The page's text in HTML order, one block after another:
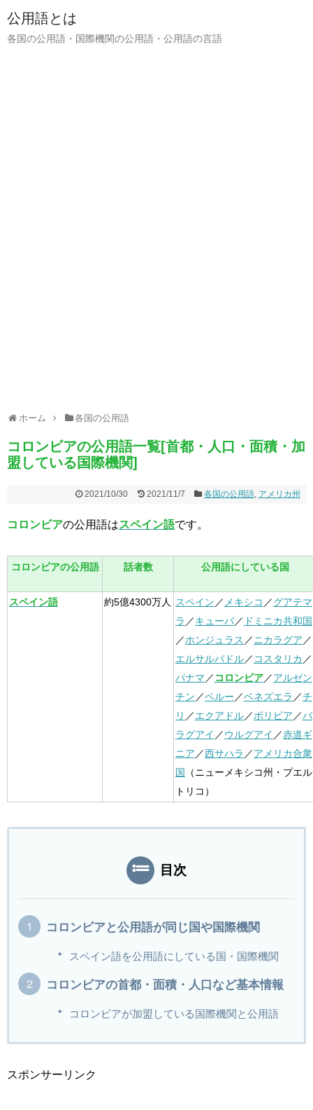
公用語とは
各国の公用語・国際機関の公用語・公用語の言語
ホーム 各国の公用語
コロンビアの公用語一覧[首都・人口・面積・加
盟している国際機関]
2021/10/30 2021/11/7 各国の公用語, アメリカ州
コロンビアの公用語はスペイン語です。
コロンビアの公用語 話者数 公用語にしている国
スペイン語 約5億4300万人 スペイン ／ メキシコ ／グアテマ
ラ ／キューバ／ ドミニカ共和国
／ホンジュラス ／ニカラグア ／
エルサルバドル／ コスタリカ ／
パナマ ／ コロンビア／アルゼン
チン ／ペルー ／ベネズエラ ／チ
リ ／エクアドル／ボリビア ／パ
ラグアイ ／ウルグアイ ／赤道ギ
ニア ／西サハラ ／アメリカ合衆
国
（ニューメキシコ州・プエル
トリコ）
目次
コロンビアと公用語が同じ国や国際機関
スペイン語を公用語にしている国・国際機関
コロンビアの首都・面積・人口など基本情報
コロンビアが加盟している国際機関と公用語
スポンサーリンク